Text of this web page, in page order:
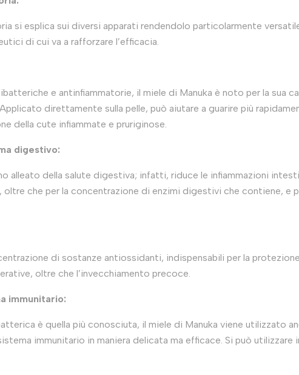
si esplica sui diversi apparati rendendolo particolarmente
di cui va a rafforzare l’efficacia.
e antinfiammatorie, il miele di Manuka è noto per la sua
direttamente sulla pelle, può aiutare a guarire più
della cute infiammate e pruriginose.
digestivo:
alleato della salute digestiva; infatti, riduce le infiammazioni
che per la concentrazione di enzimi digestivi che contiene, e
di sostanze antiossidanti, indispensabili per la
oltre che l’invecchiamento precoce.
immunitario:
è quella più conosciuta, il miele di Manuka viene utilizzato
immunitario in maniera delicata ma efficace. Si può utilizzare